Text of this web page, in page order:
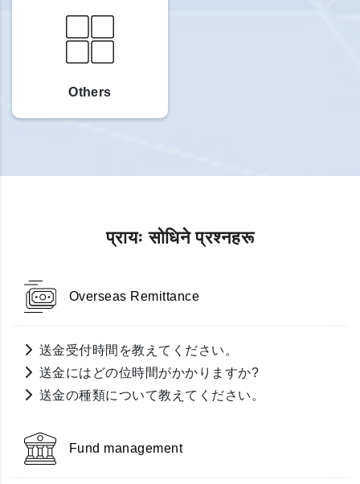
Others
प्रायः सोधिने प्रश्नहरू
Overseas Remittance
送金受付時間を教えてください。
送金にはどの位時間がかかりますか?
送金の種類について教えてください。
Fund management